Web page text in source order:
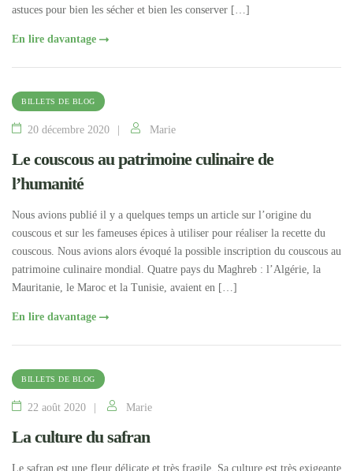
astuces pour bien les sécher et bien les conserver […]
En lire davantage
BILLETS DE BLOG
20 décembre 2020 Marie
Le couscous au patrimoine culinaire de
l’humanité
Nous avions publié il y a quelques temps un article sur l’origine du
couscous et sur les fameuses épices à utiliser pour réaliser la recette du
couscous. Nous avions alors évoqué la possible inscription du couscous au
patrimoine culinaire mondial. Quatre pays du Maghreb : l’Algérie, la
Mauritanie, le Maroc et la Tunisie, avaient en […]
En lire davantage
BILLETS DE BLOG
22 août 2020 Marie
La culture du safran
Le safran est une fleur délicate et très fragile. Sa culture est très exigeante